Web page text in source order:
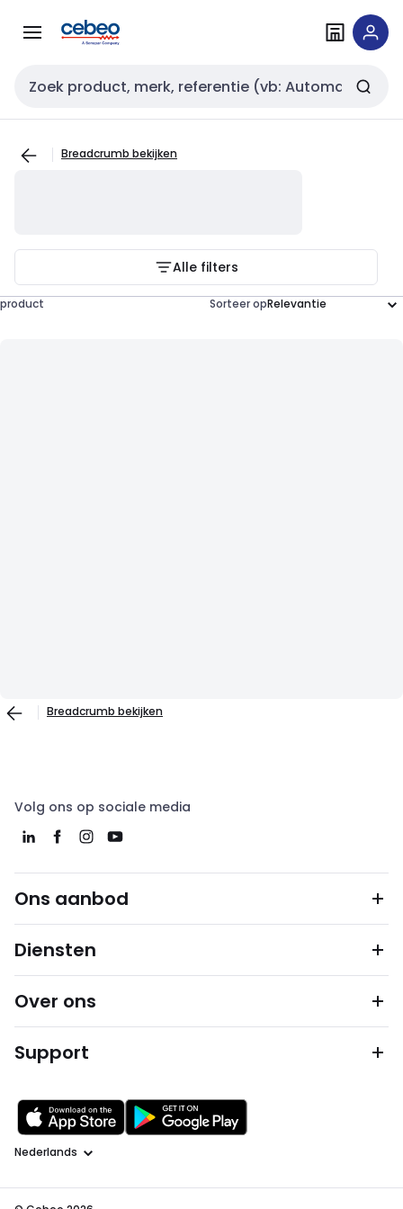
naar
naar
Zoekveld invoer
Breadcrumb bekijken
Alle filters
product Sorteer op
Breadcrumb bekijken
Volg ons op sociale media
Ons aanbod
Diensten
Over ons
Support
Taal